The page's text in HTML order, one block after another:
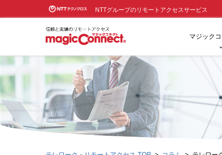
NTTグループのリモートアクセスサービス
マジック